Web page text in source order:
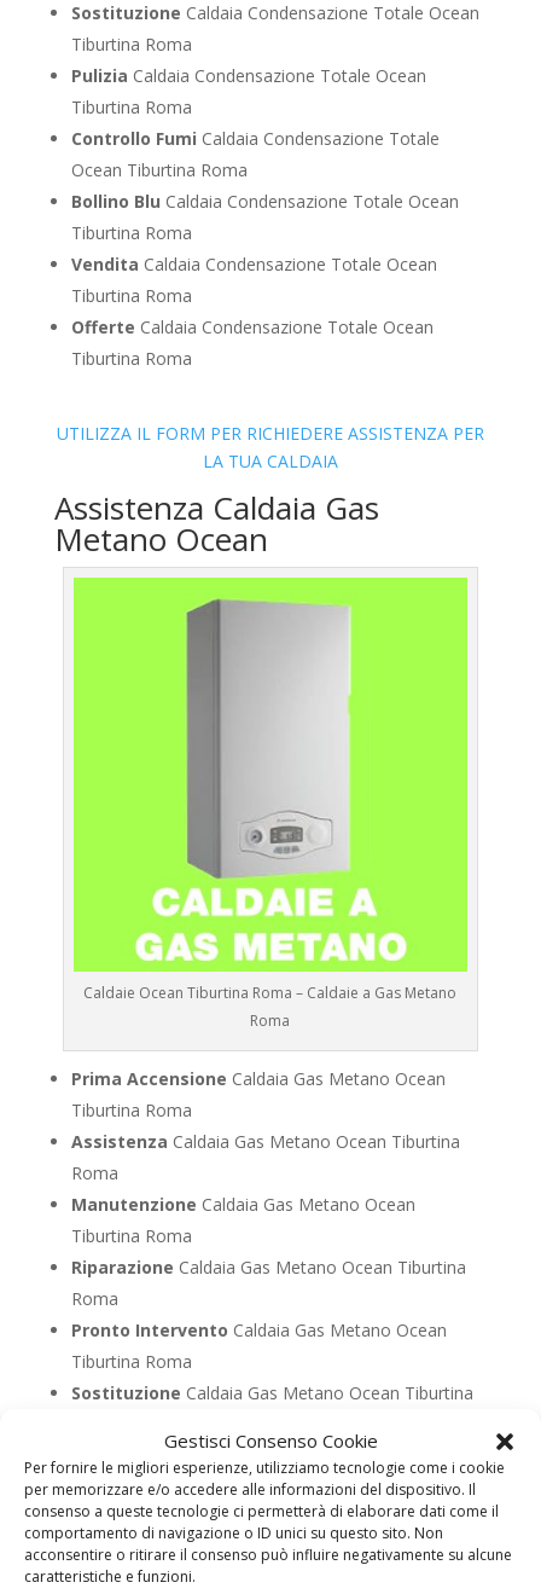
Gestisci Consenso Cookie
Per fornire le migliori esperienze, utilizziamo tecnologie come i cookie
per memorizzare e/o accedere alle informazioni del dispositivo. Il
consenso a queste tecnologie ci permetterà di elaborare dati come il
comportamento di navigazione o ID unici su questo sito. Non
acconsentire o ritirare il consenso può influire negativamente su alcune
caratteristiche e funzioni.
Sostituzione Caldaia Condensazione Totale Ocean
Tiburtina Roma
Pulizia Caldaia Condensazione Totale Ocean
Tiburtina Roma
Controllo Fumi Caldaia Condensazione Totale
Ocean Tiburtina Roma
Bollino Blu Caldaia Condensazione Totale Ocean
Tiburtina Roma
Vendita Caldaia Condensazione Totale Ocean
Tiburtina Roma
Offerte Caldaia Condensazione Totale Ocean
Tiburtina Roma
UTILIZZA IL FORM PER RICHIEDERE ASSISTENZA PER
LA TUA CALDAIA
Assistenza Caldaia Gas
Metano Ocean
Caldaie Ocean Tiburtina Roma – Caldaie a Gas Metano
Roma
Prima Accensione Caldaia Gas Metano Ocean
Tiburtina Roma
Assistenza Caldaia Gas Metano Ocean Tiburtina
Roma
Manutenzione Caldaia Gas Metano Ocean
Tiburtina Roma
Riparazione Caldaia Gas Metano Ocean Tiburtina
Roma
Pronto Intervento Caldaia Gas Metano Ocean
Tiburtina Roma
Sostituzione Caldaia Gas Metano Ocean Tiburtina
Pulizia
Caldaia Gas Metano Ocean Tiburtina Roma
Controllo FumiCaldaia Gas Metano Ocean
Tiburtina Roma
Bollino BluCaldaia Gas Metano Ocean Tiburtina
Roma